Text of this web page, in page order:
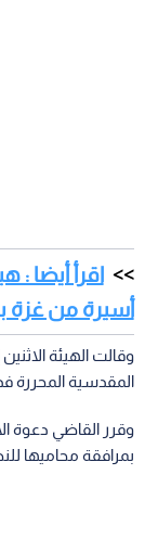
أسيرة من
وقالت الهيئة
المقدسية المحررة
وقرر القاضي دعوة
بمرافقة محاميها